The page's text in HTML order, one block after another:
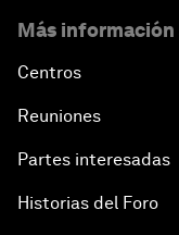
Más
Centros
Reuniones
Partes interesadas
Historias del Foro